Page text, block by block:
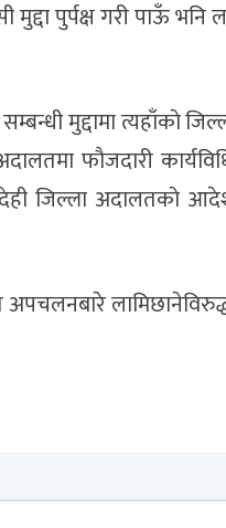
पुर्पक्ष गरी पाऊँ
मुद्दामा त्यहाँकाे
फाैजदारी
जिल्ला अदालतकाे